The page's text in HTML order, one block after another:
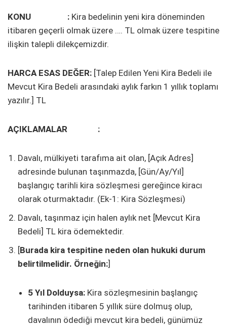
KONU : Kira bedelinin yeni kira döneminden
itibaren geçerli olmak üzere …. TL olmak üzere tespitine
ilişkin talepli dilekçemizdir.
HARCA ESAS DEĞER: [Talep Edilen Yeni Kira Bedeli ile
Mevcut Kira Bedeli arasındaki aylık farkın 1 yıllık toplamı
yazılır.] TL
AÇIKLAMALAR :
Davalı, mülkiyeti tarafıma ait olan, [Açık Adres]
adresinde bulunan taşınmazda, [Gün/Ay/Yıl]
başlangıç tarihli kira sözleşmesi gereğince kiracı
olarak oturmaktadır. (Ek-1: Kira Sözleşmesi)
Davalı, taşınmaz için halen aylık net [Mevcut Kira
Bedeli] TL kira ödemektedir.
[Burada kira tespitine neden olan hukuki durum
belirtilmelidir. Örneğin:]
5 Yıl Dolduysa: Kira sözleşmesinin başlangıç
tarihinden itibaren 5 yıllık süre dolmuş olup,
davalının ödediği mevcut kira bedeli, günümüz